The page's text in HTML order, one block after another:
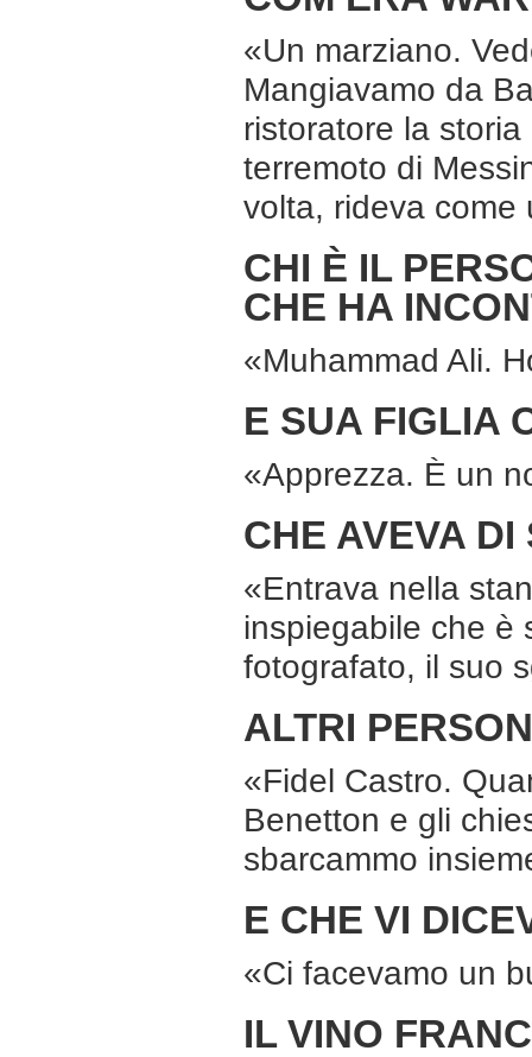
«Un marziano.
Mangiavamo da
ristoratore la
terremoto di
volta, rideva come
CHI È IL
CHE HA
«Muhammad Ali.
E SUA FIGLIA
«Apprezza. È un
CHE AVEVA
«Entrava nella
inspiegabile che è
fotografato, il suo
ALTRI
«Fidel Castro.
Benetton e gli
sbarcammo
E CHE VI
«Ci facevamo un
IL VINO